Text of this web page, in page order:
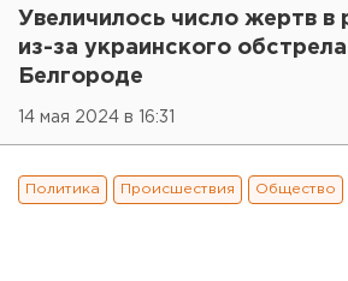
Увеличилось число жертв в
из-за украинского
Белгороде
14 мая 2024 в 16:31
Политика Происшествия Общество